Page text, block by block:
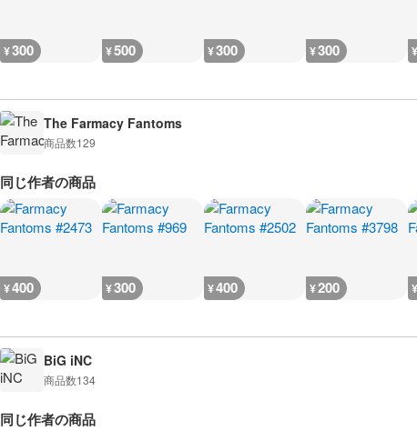
¥300 ¥500 ¥300 ¥300 ¥
The Farmacy Fantoms
商品数129
同じ作者の商品
¥400 ¥300 ¥400 ¥200 ¥
BiG iNC
商品数134
同じ作者の商品